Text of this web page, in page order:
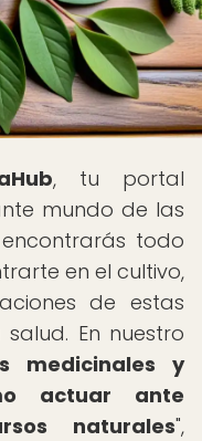
, tu portal
mundo de las
todo
en el cultivo,
de estas
En nuestro
medicinales y
actuar ante
naturales",